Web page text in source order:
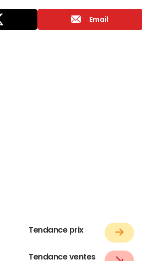
Email
Tendance prix
Tendance ventes